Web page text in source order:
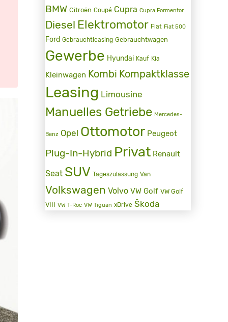
BMW Citroën Coupé Cupra Cupra Formentor
Diesel Elektromotor Fiat Fiat 500
Ford Gebrauchtleasing Gebrauchtwagen
Gewerbe Hyundai Kauf Kia
Kleinwagen Kombi Kompaktklasse
Leasing Limousine
Manuelles Getriebe Mercedes-
Benz Opel Ottomotor Peugeot
Plug-In-Hybrid Privat Renault
Seat SUV Tageszulassung Van
Volkswagen Volvo VW Golf VW Golf
VIII VW T-Roc VW Tiguan xDrive Škoda